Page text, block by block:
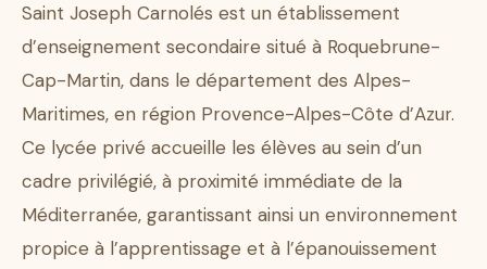
Saint Joseph Carnolés est un établissement
d’enseignement secondaire situé à Roquebrune-
Cap-Martin, dans le département des Alpes-
Maritimes, en région Provence-Alpes-Côte d’Azur.
Ce lycée privé accueille les élèves au sein d’un
cadre privilégié, à proximité immédiate de la
Méditerranée, garantissant ainsi un environnement
propice à l’apprentissage et à l’épanouissement